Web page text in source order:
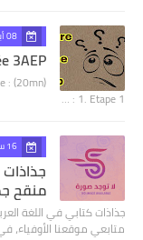
08 أبريل 2020
3AEP
: (20mn)
1. Etape 1 : …
16 سبتمبر 2021
منقح
جذاذات كتابي في اللغة
متابعي موقعنا